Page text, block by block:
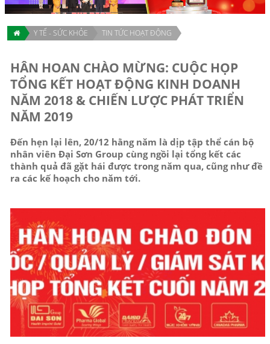
Y TẾ - SỨC KHỎE TIN TỨC HOẠT ĐỘNG
HÂN HOAN CHÀO MỪNG: CUỘC HỌP
TỔNG KẾT HOẠT ĐỘNG KINH DOANH
NĂM 2018 & CHIẾN LƯỢC PHÁT TRIỂN
NĂM 2019
Đến hẹn lại lên, 20/12 hằng năm là dịp tập thể cán bộ
nhân viên Đại Sơn Group cùng ngồi lại tổng kết các
thành quả đã gặt hái được trong năm qua, cũng như đề
ra các kế hoạch cho năm tới.